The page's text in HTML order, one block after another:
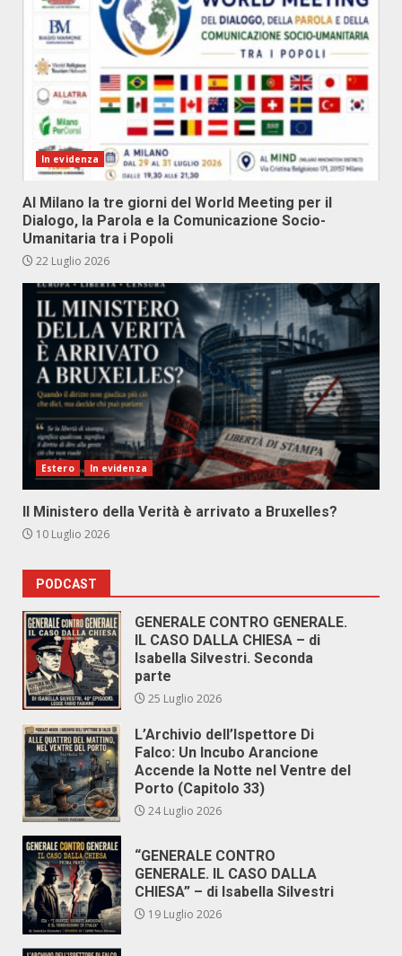
In evidenza
Al Milano la tre giorni del World Meeting per il
Dialogo, la Parola e la Comunicazione Socio-
Umanitaria tra i Popoli
22 Luglio 2026
Estero In evidenza
Il Ministero della Verità è arrivato a Bruxelles?
10 Luglio 2026
PODCAST
GENERALE CONTRO GENERALE.
IL CASO DALLA CHIESA – di
Isabella Silvestri. Seconda
parte
25 Luglio 2026
L’Archivio dell’Ispettore Di
Falco: Un Incubo Arancione
Accende la Notte nel Ventre del
Porto (Capitolo 33)
24 Luglio 2026
“GENERALE CONTRO
GENERALE. IL CASO DALLA
CHIESA” – di Isabella Silvestri
19 Luglio 2026